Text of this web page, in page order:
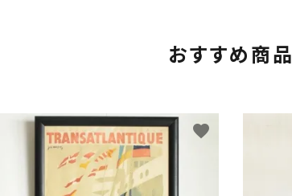
おすすめ商品
favorite